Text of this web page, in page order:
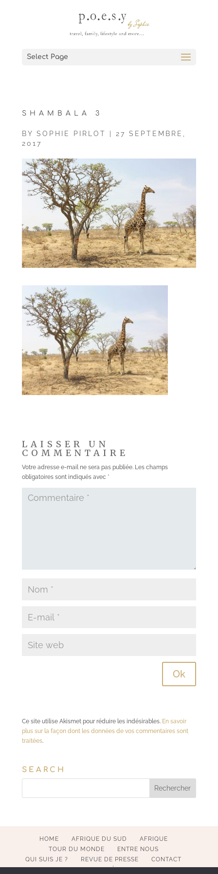
Select Page
SHAMBALA 3
BY SOPHIE PIRLOT
27 SEPTEMBRE,
2017
LAISSER UN
COMMENTAIRE
Votre adresse e-mail ne sera pas publiée. Les champs
obligatoires sont indiqués avec *
Ce site utilise Akismet pour réduire les indésirables. En savoir
plus sur la façon dont les données de vos commentaires sont
traitées.
SEARCH
HOME AFRIQUE DU SUD
AFRIQUE
TOUR DU MONDE
ENTRE NOUS
QUI SUIS JE ?
REVUE DE PRESSE
CONTACT